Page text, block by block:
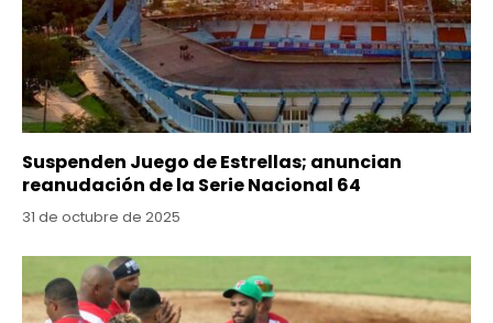
Suspenden Juego de Estrellas; anuncian
reanudación de la Serie Nacional 64
31 de octubre de 2025